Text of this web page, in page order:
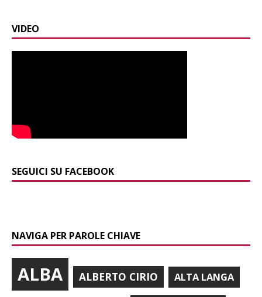
VIDEO
SEGUICI SU FACEBOOK
NAVIGA PER PAROLE CHIAVE
ALBA ALBERTO CIRIO ALTA LANGA